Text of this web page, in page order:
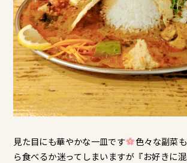
見た目にも華やかな一皿です
色々な副菜
ら食べるか迷ってしまいますが『お好きに